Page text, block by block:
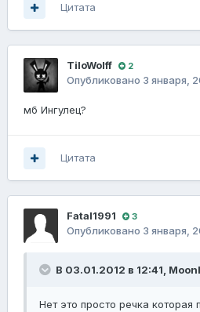
Цитата
TiloWolff 2
Опубликовано 3 января,
мб Ингулец?
Цитата
Fatal1991 3
Опубликовано 3 января,
В 03.01.2012 в 12:41,
Нет это просто речка которая